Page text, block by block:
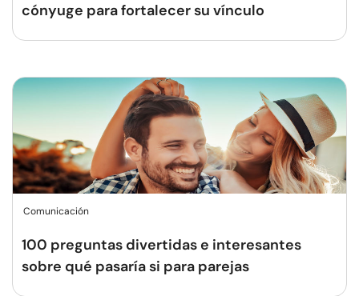
cónyuge para fortalecer su vínculo
Comunicación
100 preguntas divertidas e interesantes
sobre qué pasaría si para parejas